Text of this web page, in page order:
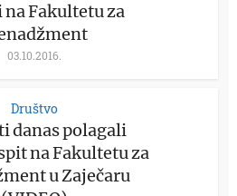
Fakultetu za
03.10.2016.
Društvo
danas polagali
na Fakultetu za
u Zaječaru